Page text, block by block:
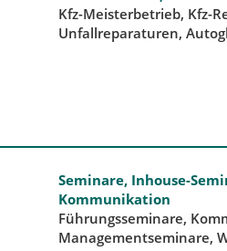
Kfz-Meisterbetrieb, Kfz-
Unfallreparaturen,
Seminare, Inhouse-
Kommunikation
Führungsseminare,
Managementseminare,